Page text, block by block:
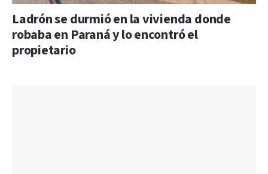
Ladrón se durmió en la vivienda donde
robaba en Paraná y lo encontró el
propietario